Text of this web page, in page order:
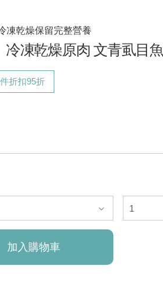
凍乾燥保留完整營養
冷凍乾燥原肉 文青虱目魚
折扣95折
加入購物車